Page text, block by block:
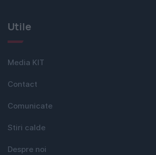
Utile
Media KIT
Contact
Comunicate
Stiri calde
Despre noi